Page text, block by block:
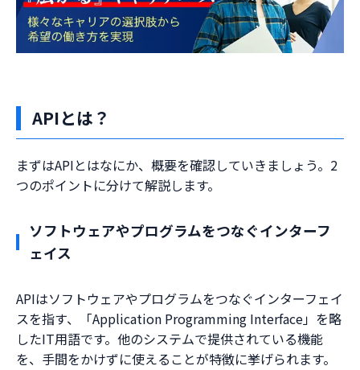
APIとは？
まずはAPIとはなにか、概要を確認していきましょう。2
つのポイントに分けて解説します。
ソフトウェアやプログラムをつなぐインターフ
ェイス
APIはソフトウェアやプログラムをつなぐインターフェイ
スを指す、「Application Programming Interface」を略
したIT用語です。他のシステムで提供されている機能
を、手間をかけずに使えることが特徴に挙げられます。